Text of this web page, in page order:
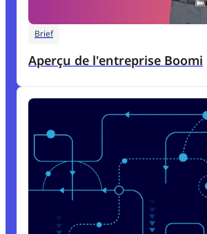
Brief
Aperçu de l'entreprise Boomi